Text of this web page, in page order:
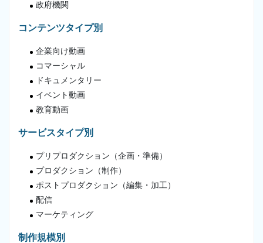
政府機関
コンテンツタイプ別
企業向け動画
コマーシャル
ドキュメンタリー
イベント動画
教育動画
サービスタイプ別
プリプロダクション（企画・準備）
プロダクション（制作）
ポストプロダクション（編集・加工）
配信
マーケティング
制作規模別